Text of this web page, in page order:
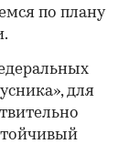
по плану
для